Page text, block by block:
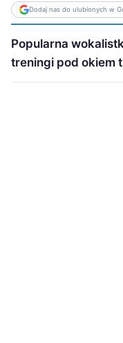
Dodaj nas do ulubionych w
Popularna
treningi pod okiem